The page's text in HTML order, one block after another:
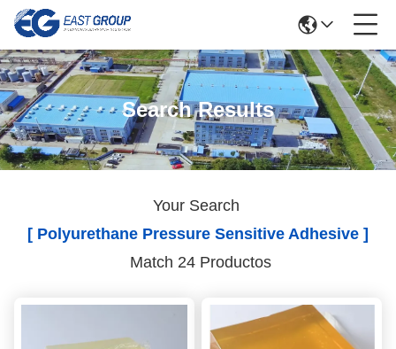
Search Results
Your Search
[ Polyurethane Pressure Sensitive Adhesive ]
Match 24 Productos